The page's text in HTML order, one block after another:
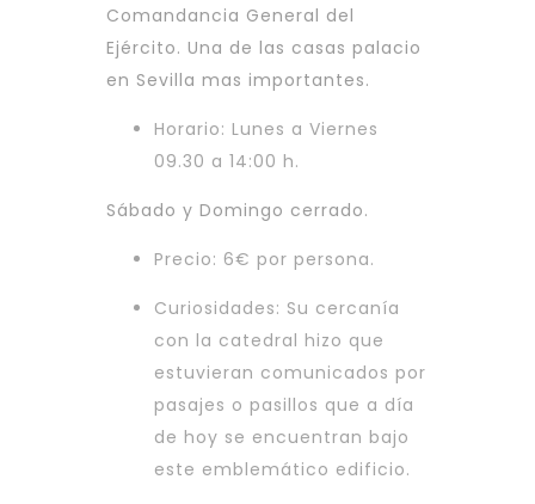
Comandancia General del
Ejército. Una de las casas palacio
en Sevilla mas importantes.
Horario: Lunes a Viernes
09.30 a 14:00 h.
Sábado y Domingo cerrado.
Precio: 6€ por persona.
Curiosidades: Su cercanía
con la catedral hizo que
estuvieran comunicados por
pasajes o pasillos que a día
de hoy se encuentran bajo
este emblemático edificio.